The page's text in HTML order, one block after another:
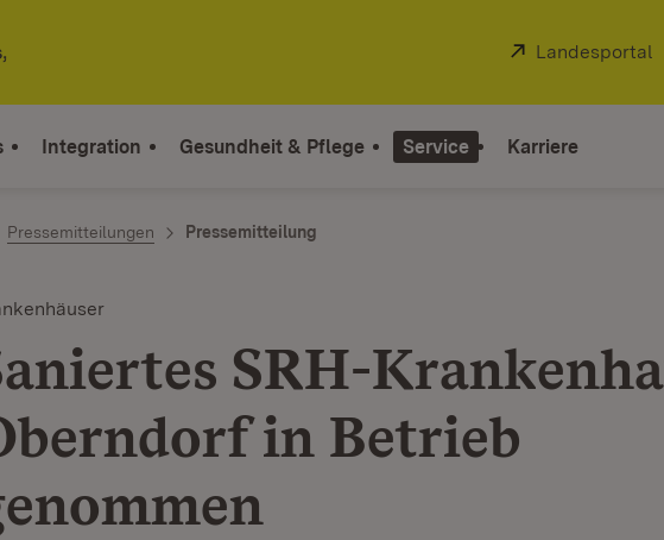
Extern:
Landesportal
Integration Gesundheit & Pflege Service Karriere
Pressemitteilungen Pressemitteilung
SRH-
in Betrieb